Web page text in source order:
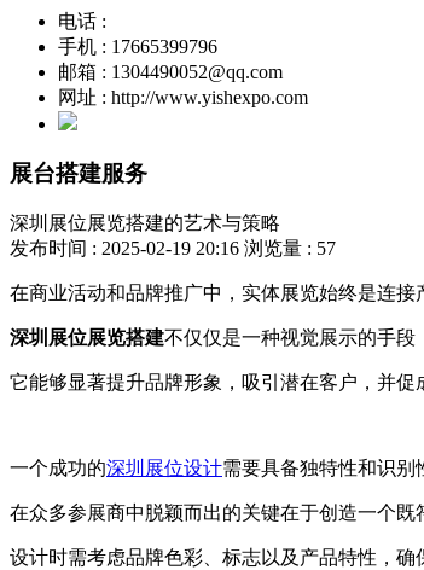
电话 :
手机 : 17665399796
邮箱 : 1304490052@qq.com
网址 : http://www.yishexpo.com
展台搭建服务
深圳展位展览搭建的艺术与策略
发布时间 : 2025-02-19 20:16 浏览量 : 57
在商业活动和品牌推广中，实体展览始终是连接
深圳展位展览搭建不仅仅是一种视觉展示的手段
它能够显著提升品牌形象，吸引潜在客户，并促
一个成功的深圳展位设计需要具备独特性和识别
在众多参展商中脱颖而出的关键在于创造一个既
设计时需考虑品牌色彩、标志以及产品特性，